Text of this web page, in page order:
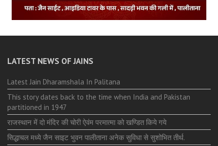
LATEST NEWS OF JAINS
Latest Jain Dharamshala In Palitana
This story dates back to the time when India and Pakistan
partitioned in 1947
राजस्थान में दो मंदिर की चोरी ऐवंम परमात्मा को खण्डित किये गये
सिद्धाचल मध्ये जैन साइट भुवन पालीताना अनेक सुविधा से सुशोभित तीर्थ.